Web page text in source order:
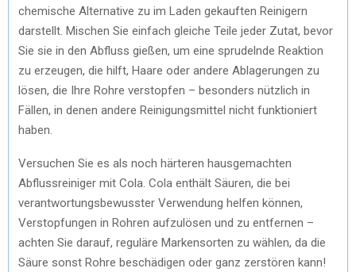
chemische Alternative zu im Laden gekauften Reinigern
darstellt. Mischen Sie einfach gleiche Teile jeder Zutat, bevor
Sie sie in den Abfluss gießen, um eine sprudelnde Reaktion
zu erzeugen, die hilft, Haare oder andere Ablagerungen zu
lösen, die Ihre Rohre verstopfen – besonders nützlich in
Fällen, in denen andere Reinigungsmittel nicht funktioniert
haben.
Versuchen Sie es als noch härteren hausgemachten
Abflussreiniger mit Cola. Cola enthält Säuren, die bei
verantwortungsbewusster Verwendung helfen können,
Verstopfungen in Rohren aufzulösen und zu entfernen –
achten Sie darauf, reguläre Markensorten zu wählen, da die
Säure sonst Rohre beschädigen oder ganz zerstören kann!